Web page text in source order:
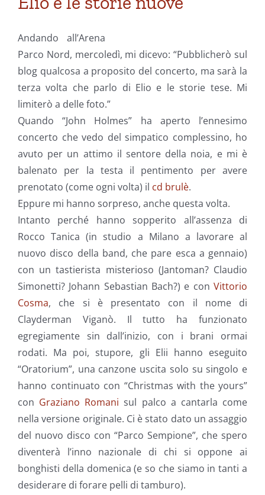
Andando all’Arena
Parco Nord, mercoledì, mi dicevo: “Pubblicherò sul
blog qualcosa a proposito del concerto, ma sarà la
terza volta che parlo di Elio e le storie tese. Mi
limiterò a delle foto.”
Quando “John Holmes” ha aperto l’ennesimo
concerto che vedo del simpatico complessino, ho
avuto per un attimo il sentore della noia, e mi è
balenato per la testa il pentimento per avere
prenotato (come ogni volta) il cd brulè.
Eppure mi hanno sorpreso, anche questa volta.
Intanto perché hanno sopperito all’assenza di
Rocco Tanica (in studio a Milano a lavorare al
nuovo disco della band, che pare esca a gennaio)
con un tastierista misterioso (Jantoman? Claudio
Simonetti? Johann Sebastian Bach?) e con Vittorio
Cosma, che si è presentato con il nome di
Clayderman Viganò. Il tutto ha funzionato
egregiamente sin dall’inizio, con i brani ormai
rodati. Ma poi, stupore, gli Elii hanno eseguito
“Oratorium”, una canzone uscita solo su singolo e
hanno continuato con “Christmas with the yours”
con Graziano Romani sul palco a cantarla come
nella versione originale. Ci è stato dato un assaggio
del nuovo disco con “Parco Sempione”, che spero
diventerà l’inno nazionale di chi si oppone ai
bonghisti della domenica (e so che siamo in tanti a
desiderare di forare pelli di tamburo).